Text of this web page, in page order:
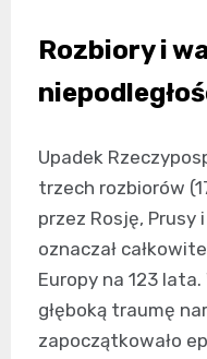
Rozbiory i
Upadek
trzech rozbiorów
przez Rosję, Prusy
oznaczał
Europy na 123
głęboką traumę
zapoczątkowało